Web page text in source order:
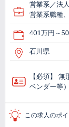
営業系／法
営業系職種
401万円～
石川県
【必須】
ベンダー等
この求人のポイ